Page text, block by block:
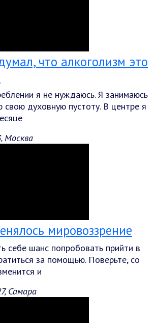
что алкоголизм это
я не нуждаюсь. Я занимаюсь
свою духовную пустоту. В центре я
Москва
мировоззрение
себе шанс попробовать прийти в
за помощью. Поверьте, со
и
Самара